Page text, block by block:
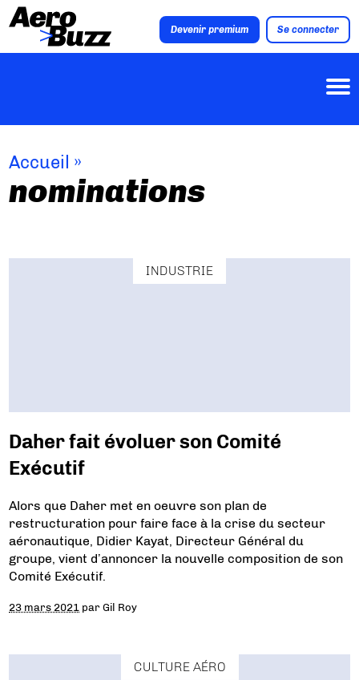
Devenir premium Se connecter
Accueil »
nominations
INDUSTRIE
Daher fait évoluer son Comité
Exécutif
Alors que Daher met en oeuvre son plan de
restructuration pour faire face à la crise du secteur
aéronautique, Didier Kayat, Directeur Général du
groupe, vient d’annoncer la nouvelle composition de son
Comité Exécutif.
23 mars 2021 parGil Roy
CULTURE AÉRO